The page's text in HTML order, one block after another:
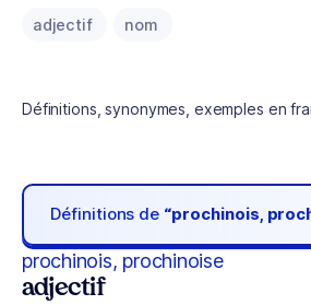
adjectif nom
Définitions, synonymes, exemples en
Définitions de “prochinois,
prochinois, prochinoise
adjectif